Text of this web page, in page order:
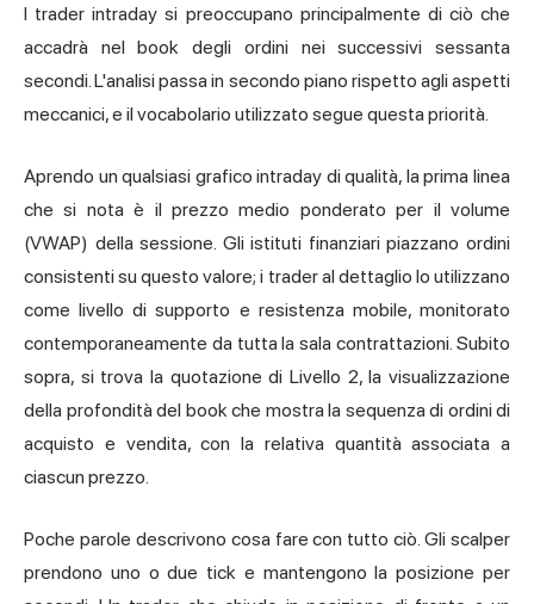
I trader intraday si preoccupano principalmente di ciò che
accadrà nel book degli ordini nei successivi sessanta
secondi. L'analisi passa in secondo piano rispetto agli aspetti
meccanici, e il vocabolario utilizzato segue questa priorità.
Aprendo un qualsiasi grafico intraday di qualità, la prima linea
che si nota è il prezzo medio ponderato per il volume
(VWAP) della sessione. Gli istituti finanziari piazzano ordini
consistenti su questo valore; i trader al dettaglio lo utilizzano
come livello di supporto e resistenza mobile, monitorato
contemporaneamente da tutta la sala contrattazioni. Subito
sopra, si trova la quotazione di Livello 2, la visualizzazione
della profondità del book che mostra la sequenza di ordini di
acquisto e vendita, con la relativa quantità associata a
ciascun prezzo.
Poche parole descrivono cosa fare con tutto ciò. Gli scalper
prendono uno o due tick e mantengono la posizione per